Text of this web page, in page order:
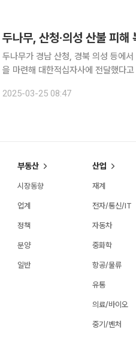
두나무, 산청·의성 산불 피
두나무가 경남 산청, 경북 의성 등에
을 마련해 대한적십자사에 전달했다고 25일 밝혔다. 이번 성금은
2025-03-25 08:47
부동산
시장동향
업계
정책
분양
일반
산업
재계
전자/통신/IT
자동차
중화학
항공/물류
유통
의료/바이오
중기/벤처